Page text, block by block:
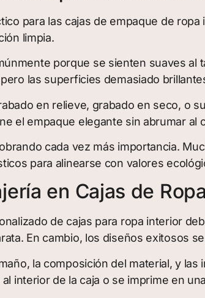
para las cajas de empaque de
limpia.
porque se sienten suaves
las superficies demasiado
en relieve, grabado en seco, o
el empaque elegante sin abrumar al
cada vez más importancia.
para alinearse con valores
en Cajas de
de cajas para ropa interior
En cambio, los diseños exitosos
la composición del material, y
interior de la caja o se imprime en